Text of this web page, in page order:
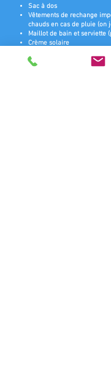
Sac à dos
Vêtements de rechange
chauds en cas de pluie (on
Maillot de bain et serviette
Crème solaire
Repas